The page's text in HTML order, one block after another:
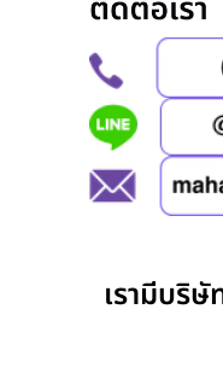
เรามีบริ